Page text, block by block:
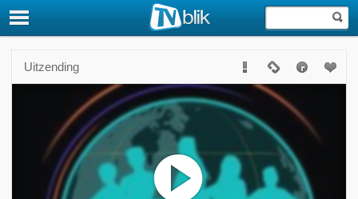
Uitzending